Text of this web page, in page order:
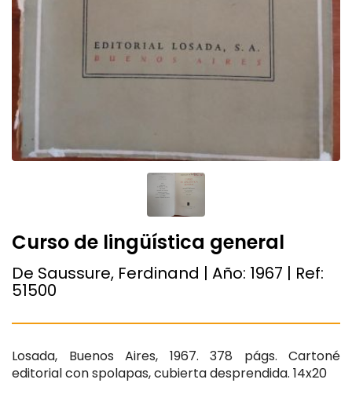
Curso de lingüística general
De Saussure, Ferdinand | Año: 1967 | Ref:
51500
Losada, Buenos Aires, 1967. 378 págs. Cartoné
editorial con spolapas, cubierta desprendida. 14x20